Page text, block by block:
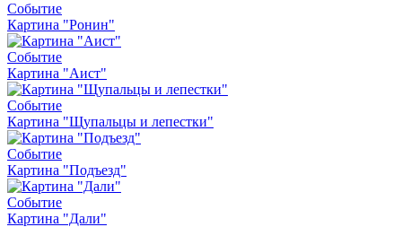
Событие
Картина "Ронин"
Событие
Картина "Аист"
Событие
Картина "Щупальцы и лепестки"
Событие
Картина "Подъезд"
Событие
Картина "Дали"